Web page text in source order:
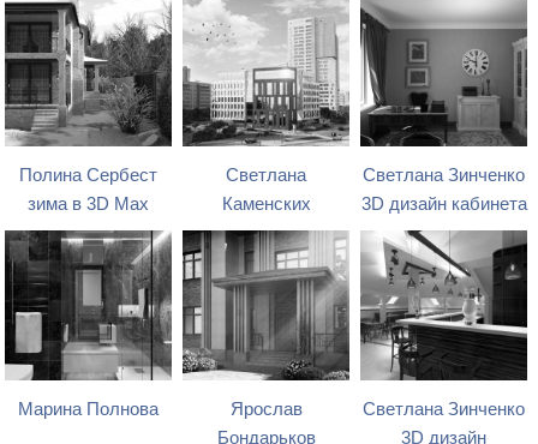
Полина Сербест
зима в 3D Max
Светлана
Каменских
Светлана Зинченко
3D дизайн кабинета
Марина Полнова
Ярослав
Бондарьков
Светлана Зинченко
3D дизайн